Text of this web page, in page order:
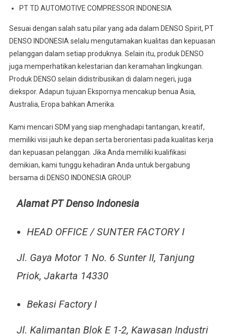
PT TD AUTOMOTIVE COMPRESSOR INDONESIA
Sesuai dengan salah satu pilar yang ada dalam DENSO Spirit, PT
DENSO INDONESIA selalu mengutamakan kualitas dan kepuasan
pelanggan dalam setiap produknya. Selain itu, produk DENSO
juga memperhatikan kelestarian dan keramahan lingkungan.
Produk DENSO selain didistribusikan di dalam negeri, juga
diekspor. Adapun tujuan Ekspornya mencakup benua Asia,
Australia, Eropa bahkan Amerika.
Kami mencari SDM yang siap menghadapi tantangan, kreatif,
memiliki visi jauh ke depan serta berorientasi pada kualitas kerja
dan kepuasan pelanggan. Jika Anda memiliki kualifikasi
demikian, kami tunggu kehadiran Anda untuk bergabung
bersama di DENSO INDONESIA GROUP.
Alamat PT Denso Indonesia
HEAD OFFICE / SUNTER FACTORY I
Jl. Gaya Motor 1 No. 6 Sunter II, Tanjung
Priok, Jakarta 14330
Bekasi Factory I
Jl. Kalimantan Blok E 1-2, Kawasan Industri